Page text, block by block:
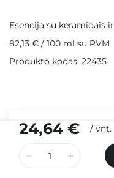
24,64 € / vnt.
Esencija su keramidais
82,13 € / 100 ml su PVM
Produkto kodas: 22435